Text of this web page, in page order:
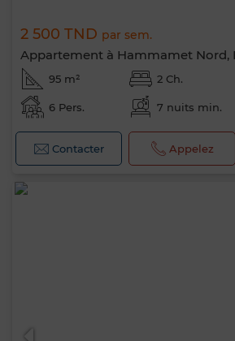
2 500 TND par sem.
Appartement à Hammamet Nord,
95 m² 2 Ch.
6 Pers. 7 nuits min.
Contacter Appelez